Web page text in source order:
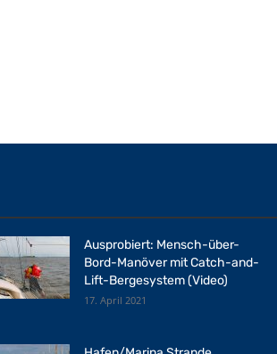
Ausprobiert: Mensch-über-
Bord-Manöver mit Catch-and-
Lift-Bergesystem (Video)
17. April 2021